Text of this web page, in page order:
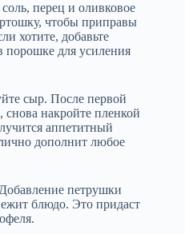
перец и оливковое
чтобы приправы
хотите, добавьте
порошке для усиления
сыр. После первой
снова накройте пленкой
аппетитный
дополнит любое
петрушки
блюдо. Это придаст